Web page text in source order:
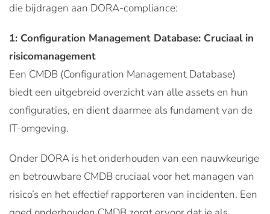
die bijdragen aan DORA-compliance:
1: Configuration Management Database: Cruciaal in
risicomanagement
Een CMDB (Configuration Management Database)
biedt een uitgebreid overzicht van alle assets en hun
configuraties, en dient daarmee als fundament van de
IT-omgeving.
Onder DORA is het onderhouden van een nauwkeurige
en betrouwbare CMDB cruciaal voor het managen van
risico’s en het effectief rapporteren van incidenten. Een